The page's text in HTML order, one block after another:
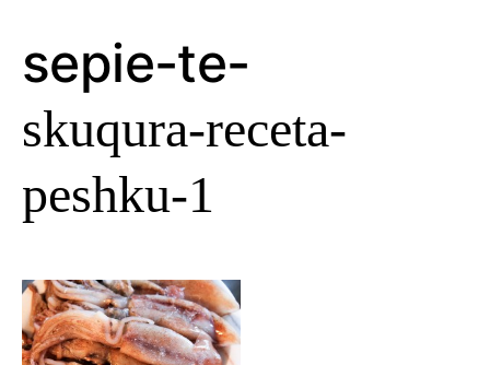
sepie-te-
skuqura-receta-
peshku-1